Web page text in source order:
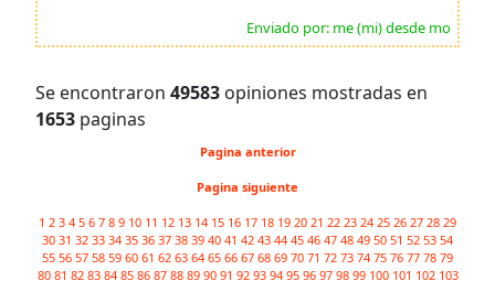
Enviado por: me (mi) desde mo
Se encontraron 49583 opiniones mostradas en
1653 paginas
Pagina anterior
Pagina siguiente
1 2 3 4 5 6 7 8 9 10 11 12 13 14 15 16 17 18 19 20 21 22 23 24 25 26 27 28 29
30 31 32 33 34 35 36 37 38 39 40 41 42 43 44 45 46 47 48 49 50 51 52 53 54
55 56 57 58 59 60 61 62 63 64 65 66 67 68 69 70 71 72 73 74 75 76 77 78 79
80 81 82 83 84 85 86 87 88 89 90 91 92 93 94 95 96 97 98 99 100 101 102 103